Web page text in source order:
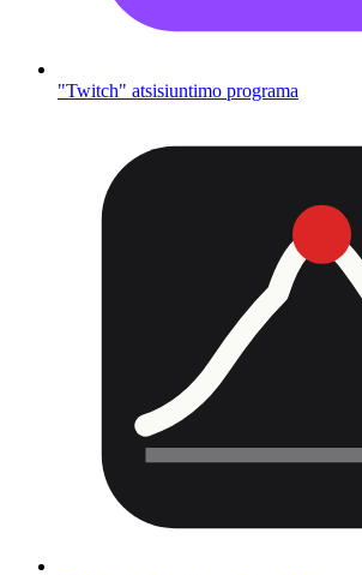
"Twitch" atsisiuntimo programa